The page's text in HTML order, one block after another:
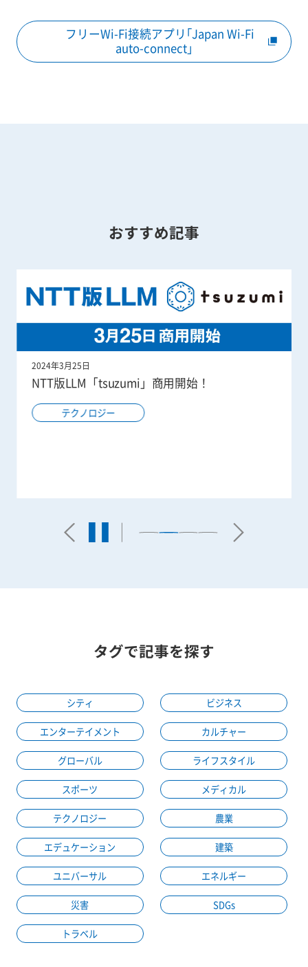
フリーWi-Fi接続アプリ｢Japan Wi-Fi
auto-connect｣
おすすめ記事
2024年3月25日
NTT版LLM「tsuzumi」商用開始！
テクノロジー
タグで記事を探す
シティ ビジネス
エンターテイメント カルチャー
グローバル ライフスタイル
スポーツ メディカル
テクノロジー 農業
エデュケーション 建築
ユニバーサル エネルギー
災害 SDGs
トラベル